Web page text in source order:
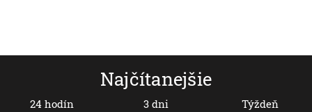
Najčítanejšie
24 hodín 3 dni Týždeň